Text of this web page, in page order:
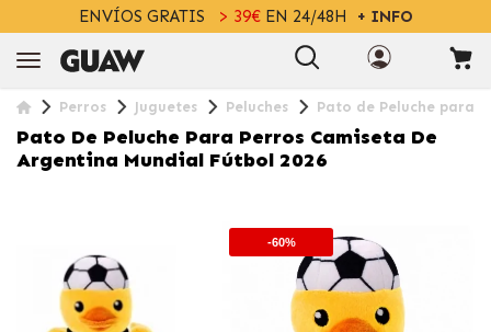
ENVÍOS GRATIS > 39€EN 24/48H + INFO
Perros Juguetes Peluches Pato de Peluche para
Pato De Peluche Para Perros Camiseta De
Argentina Mundial Fútbol 2026
-60%